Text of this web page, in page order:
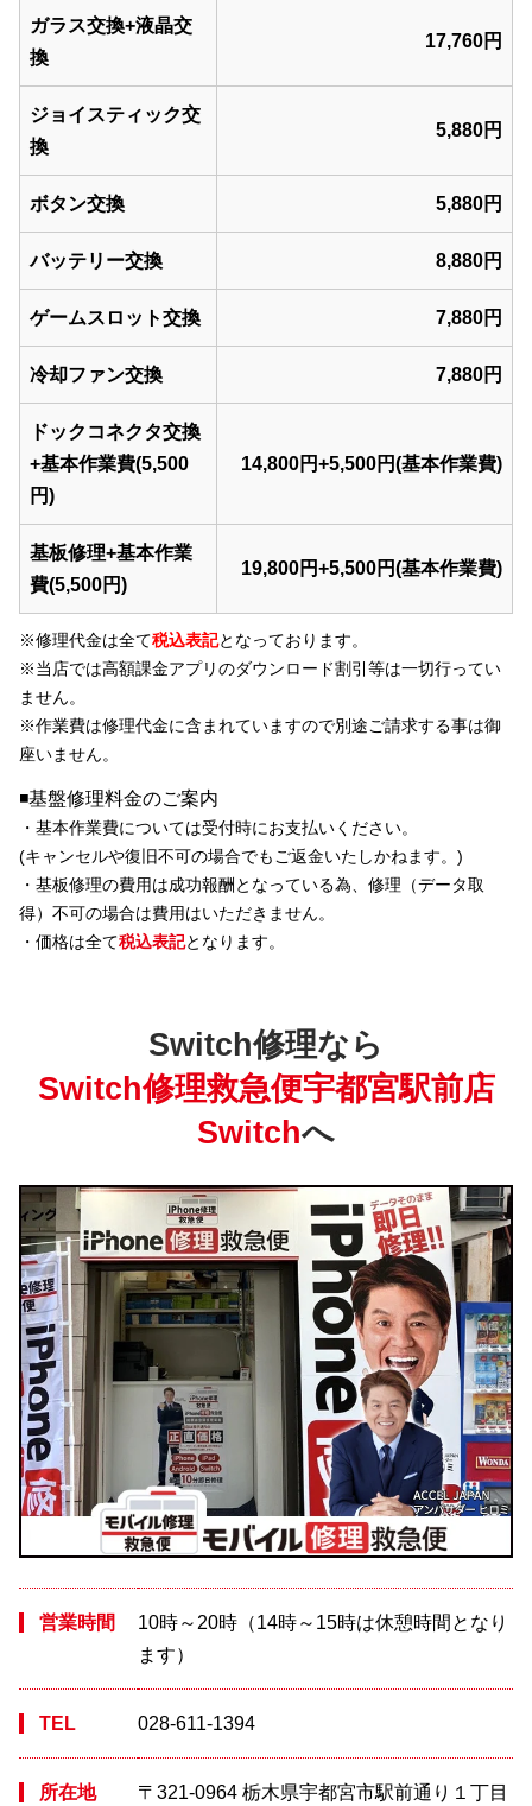
ガラス交換+液晶交
換
17,760円
ジョイスティック交
換
5,880円
ボタン交換 5,880円
バッテリー交換 8,880円
ゲームスロット交換 7,880円
冷却ファン交換 7,880円
ドックコネクタ交換
+基本作業費(5,500
円)
14,800円+5,500円(基本作業費)
基板修理+基本作業
費(5,500円)
19,800円+5,500円(基本作業費)
※修理代金は全て税込表記となっております。
※当店では高額課金アプリのダウンロード割引等は一切行ってい
ません。
※作業費は修理代金に含まれていますので別途ご請求する事は御
座いません。
◾️基盤修理料金のご案内
・基本作業費については受付時にお支払いください。
(キャンセルや復旧不可の場合でもご返金いたしかねます。)
・基板修理の費用は成功報酬となっている為、修理（データ取
得）不可の場合は費用はいただきません。
・価格は全て税込表記となります。
Switch修理なら
Switch修理救急便宇都宮駅前店
Switchへ
営業時間
10時～20時（14時～15時は休憩時間となり
ます）
TEL 028-611-1394
所在地
〒321-0964 栃木県宇都宮市駅前通り１丁目